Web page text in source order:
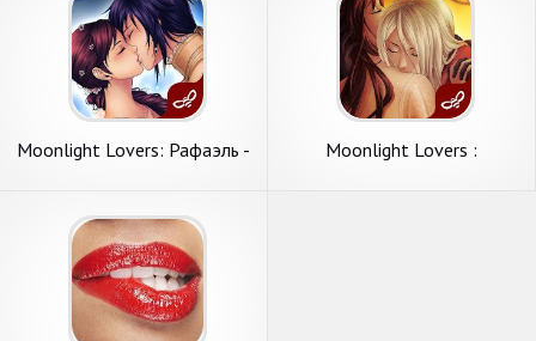
Moonlight Lovers: Рафаэль -
Moonlight Lovers :